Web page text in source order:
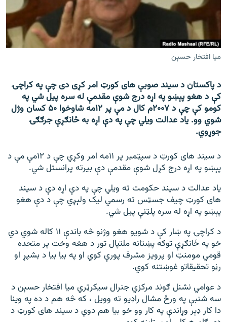
۱۴ ساعته راډیويي خپرونې
Gandhara
موږ وڅارئ
د ازادې اروپا راډیو ټولې ووبپاڼې
میا افتخار حسېن
د پاکستان د سیند صوبې های کورټ امر کړی دی چې په کراچۍ
کې د هغو پېښو په اړه درج شوې مقدمې له سره پیل شي په
کومو کې چې د ۲۰۰۷م کال د مې پر ۱۲مه شاوخوا ۵۰ کسان وژل
شوي وو. یاد عدالت ویلي چې په دې اړه به ځانګړې جرګګۍ
جوړوي.
د سیند های کورټ د سپټمبر پر ۱۱مه امر وکړي چې د ۱۲مې مې د
پېښو په اړه درج کړل شوې مقدمې دې بیرته پرانستل شي.
یاد عدالت د سیند حکومت ته ویلي چې په دې اړه دې د سیند
های کورټ چیف جسټس ته رسمي لیک ولېږي چې د دې هغو
پېښو په اړه له سره پلټنې پیل شي.
د کراچۍ په ښار کې د شویو هغو وژنو څه باندې ۱۱ کاله شوي دي
خو په ځانګړې توګه پښتانه ملتپال تور د هغه وخت پر متحده
قومي مومنټ او پرویز مشرف پورې کوي او په بیا بیا د بشپړ او
رڼو تحقیقاتو غوښتنه کوي.
د عوامي نشنل ګوند مرکزي جنرال سیکرټري میا افتخار حسېن د
سه شنبې په ورځ مشال راډیو ته وویل ، که څه هم د ده په وینا
دا کار ډېر وړاندې په کار وو خو بیا هم دوي د سیند های کورټ د